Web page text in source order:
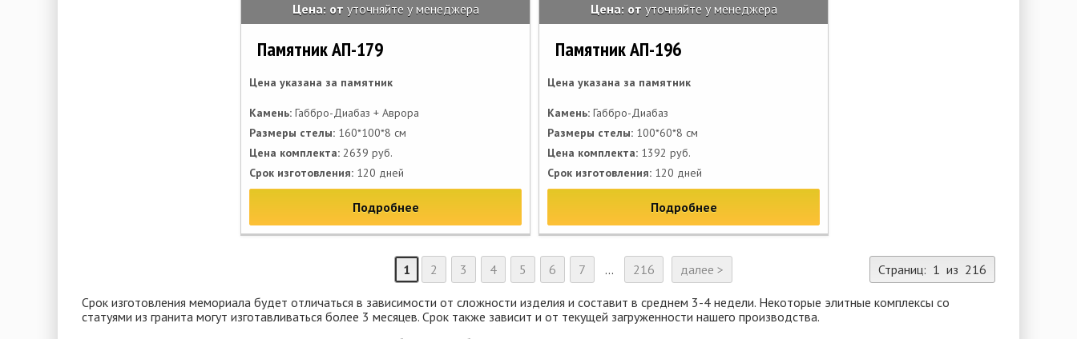
Цена: от уточняйте у менеджера
Памятник АП-179
Цена указана за памятник
Камень: Габбро-Диабаз + Аврора
Размеры стелы: 160*100*8 см
Цена комплекта: 2639 руб.
Срок изготовления: 120 дней
Подробнее
Цена: от уточняйте у менеджера
Памятник АП-196
Цена указана за памятник
Камень: Габбро-Диабаз
Размеры стелы: 100*60*8 см
Цена комплекта: 1392 руб.
Срок изготовления: 120 дней
Подробнее
1 2 3 4 5 6 7 ... 216 далее > Страниц: 1 из 216
Срок изготовления мемориала будет отличаться в зависимости от сложности изделия и составит в среднем 3-4 недели. Некоторые элитные комплексы со
статуями из гранита могут изготавливаться более 3 месяцев. Срок также зависит и от текущей загруженности нашего производства.